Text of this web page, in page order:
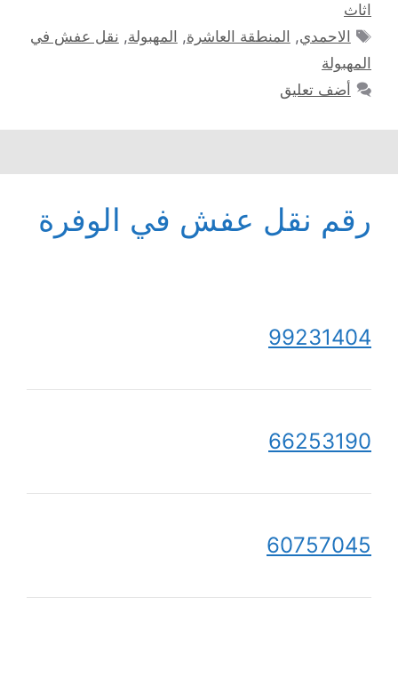
اثاث
الوسوم
الاحمدي, المنطقة العاشرة, المهبولة, نقل عفش في
المهبولة
أضف تعليق
رقم نقل عفش في الوفرة
99231404
66253190
60757045